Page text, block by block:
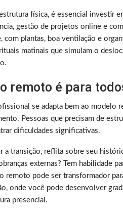
física, é essencial investir
gestão de projetos online e
com plantas, boa ventilação e
matinais que simulam o
remoto é para
se adapta bem ao modelo
Pessoas que precisam de
dificuldades significativas.
a transição, reflita sobre seu
externas? Tem habilidade
remoto pode ser transformador
onde você pode desenvolver
presencial.